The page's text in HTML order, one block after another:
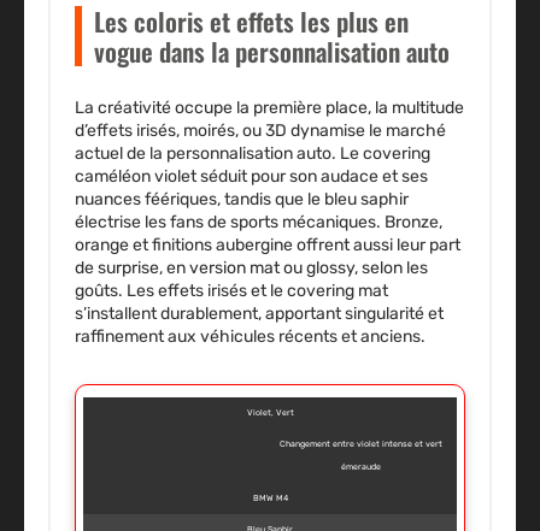
Les coloris et effets les plus en
vogue dans la personnalisation auto
La créativité occupe la première place, la multitude
d’effets irisés, moirés, ou 3D dynamise le marché
actuel de la personnalisation auto. Le covering
caméléon violet séduit pour son audace et ses
nuances féériques, tandis que le bleu saphir
électrise les fans de sports mécaniques. Bronze,
orange et finitions aubergine offrent aussi leur part
de surprise, en version mat ou glossy, selon les
goûts. Les effets irisés et le covering mat
s’installent durablement, apportant singularité et
raffinement aux véhicules récents et anciens.
Violet, Vert
Changement entre violet intense et vert
émeraude
BMW M4